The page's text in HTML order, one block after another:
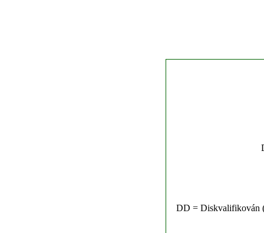
DD = Diskvalifikován